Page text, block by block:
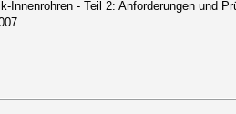
- Teil 2: Anforderungen und